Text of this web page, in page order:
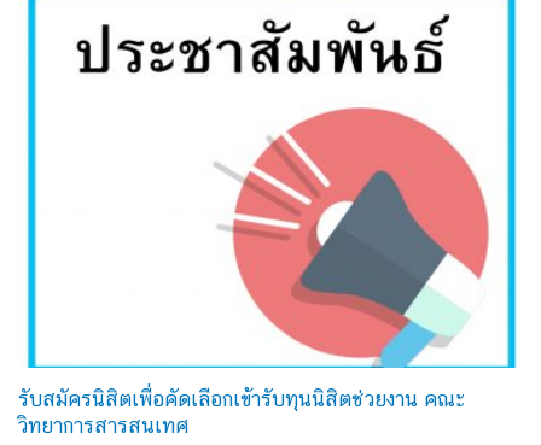
รับสมัครนิสิตเพื่อคัดเลือกเข้ารับทุนนิสิตช่วยงาน คณะ
วิทยาการสารสนเทศ